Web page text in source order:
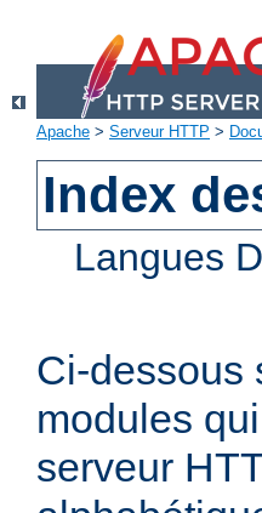
Apache > Serveur HTTP >
Index
Langues
Ci-dessous
modules
serveur